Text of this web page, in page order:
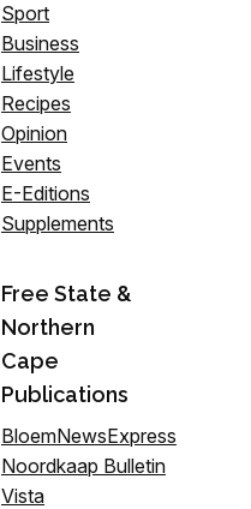
Sport
Business
Lifestyle
Recipes
Opinion
Events
E-Editions
Supplements
Free State &
Northern
Cape
Publications
BloemNewsExpress
Noordkaap Bulletin
Vista